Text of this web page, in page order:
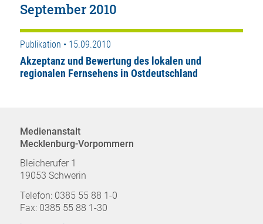
September 2010
Publikation • 15.09.2010
Akzeptanz und Bewertung des lokalen und
regionalen Fernsehens in Ostdeutschland
Medienanstalt
Mecklenburg-Vorpommern
Bleicherufer 1
19053 Schwerin
Telefon: 0385 55 88 1-0
Fax: 0385 55 88 1-30